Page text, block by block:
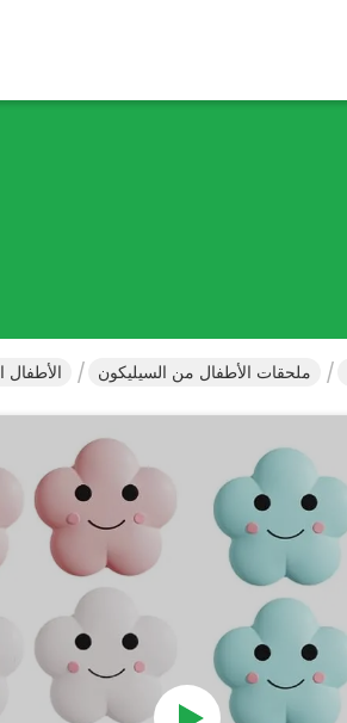
ملحقات الأطفال من السيليكون الأطفال